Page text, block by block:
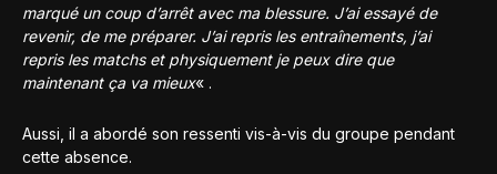
marqué un coup d’arrêt avec ma blessure. J’ai essayé de
revenir, de me préparer. J’ai repris les entraînements, j’ai
repris les matchs et physiquement je peux dire que
maintenant ça va mieux« .
Aussi, il a abordé son ressenti vis-à-vis du groupe pendant
cette absence.